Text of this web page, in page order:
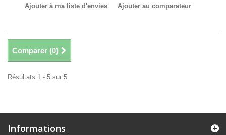
Ajouter à ma liste d'envies Ajouter au comparateur
Comparer (0)
Résultats 1 - 5 sur 5.
Informations